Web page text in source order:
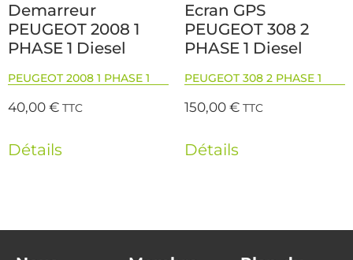
Demarreur
PEUGEOT 2008 1
PHASE 1 Diesel
PEUGEOT 2008 1 PHASE 1
40,00€ TTC
Détails
Ecran GPS
PEUGEOT 308 2
PHASE 1 Diesel
PEUGEOT 308 2 PHASE 1
150,00€ TTC
Détails